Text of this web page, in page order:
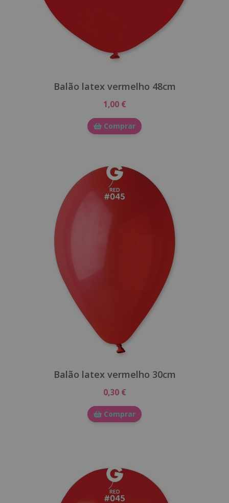
Balão latex vermelho 48cm
1,00 €
Comprar
Balão latex vermelho 30cm
0,30 €
Comprar